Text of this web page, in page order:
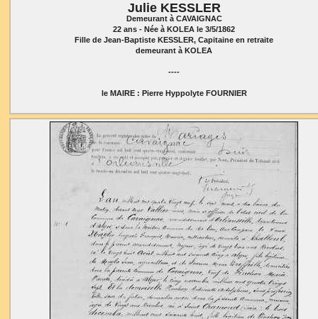
Julie KESSLER
Demeurant à CAVAIGNAC
22 ans - Née à KOLEA le 3/5/1862
Fille de Jean-Baptiste KESSLER, Capitaine en retraite
demeurant à KOLEA
----
le MAIRE : Pierre Hyppolyte FOURNIER